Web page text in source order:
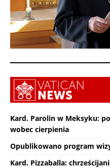
Kard. Parolin w Meksyku:
wobec cierpienia
Opublikowano program
Kard. Pizzaballa: